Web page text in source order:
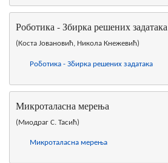
Роботика - Збирка решених задатака
(Коста Јовановић, Никола Кнежевић)
Роботика - Збирка решених задатака
Микроталасна мерења
(Миодраг С. Тасић)
Микроталасна мерења